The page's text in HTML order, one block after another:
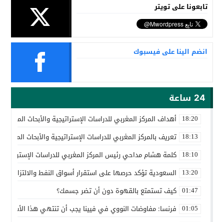
تابعونا على تويتر
انضم الينا على فيسبوك
24 ساعة
18:20 أهداف المركز المغربي للدراسات الإستراتيجية والأبحاث المتقدمة
18:13 تعريف بالمركز المغربي للدراسات الإستراتيجية والأبحاث
18:10 كلمة هشام مداحي رئيس المركز المغربي للدراسات
13:20 السعودية تؤكد حرصها على استقرار أسواق النفط والالتزام
01:47 كيف تستمتع بالقهوة دون أن تضر جسمك؟
01:05 فرنسا: مفاوضات النووي في فيينا يجب أن تنتهي هذا الأسبوع